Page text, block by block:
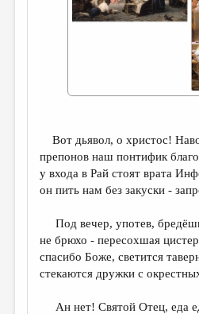
ИЗБРАННОЕ
ПЕРЕВОДЫ
ДЕТСКАЯ КОМНАТА
КНИЖНАЯ ПОЛКА
СТРАНИЦЫ ПАМЯТИ
ОБЪЯВЛЕНИЯ
КОЛОНКА РЕДАКТОРА
Вот дьявол, о христос!
препонов наш понтифик
у входа в Рай стоят врата
он пить нам без закуски -
Под вечер, употев,
не брюхо - пересохшая
спасибо Боже, светится
стекаются дружки с
Ан нет! Святой Отец, еда